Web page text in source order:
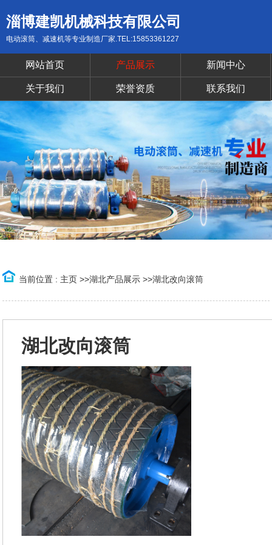
淄博建凯机械科技有限公司
电动滚筒、减速机等专业制造厂家.TEL:15853361227
网站首页 产品展示 新闻中心
关于我们 荣誉资质 联系我们
当前位置 : 主页 >>湖北产品展示 >>湖北改向滚筒
湖北改向滚筒